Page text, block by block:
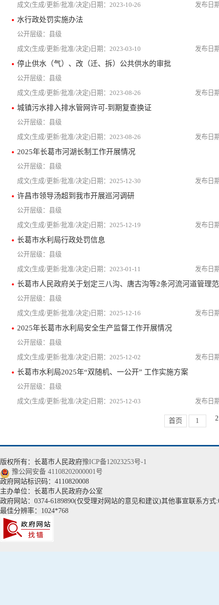
2023-10-26
水行政处罚实施办法
县级
2023-03-10
停止供水（气）、改（迁、拆）公共供水的审批
县级
2023-08-26
城镇污水排入排水管网许可-到期复查换证
县级
2023-08-26
2025年长葛市河湖长制工作开展情况
县级
2025-12-30
许昌市领导汤超到我市开展巡河调研
县级
2025-12-19
长葛市水利局行政处罚信息
县级
2023-01-11
长葛市人民政府关于划定三八沟、唐古沟等2条河流河道管理
县级
2025-12-16
2025年长葛市水利局安全生产监督工作开展情况
县级
2025-12-02
长葛市水利局2025年“双随机、一公开” 工作实施方案
县级
2025-12-03
首页 1 2
版权所有：长葛市人民政府豫ICP备12023253号-1
豫公网安备 41108202000001号
政府网站标识码：4110820008
主办单位：长葛市人民政府办公室
政府网站：0374-6189890(仅受理对网站的意见和建议)其他事宣联系方式
最佳分辨率：1024*768